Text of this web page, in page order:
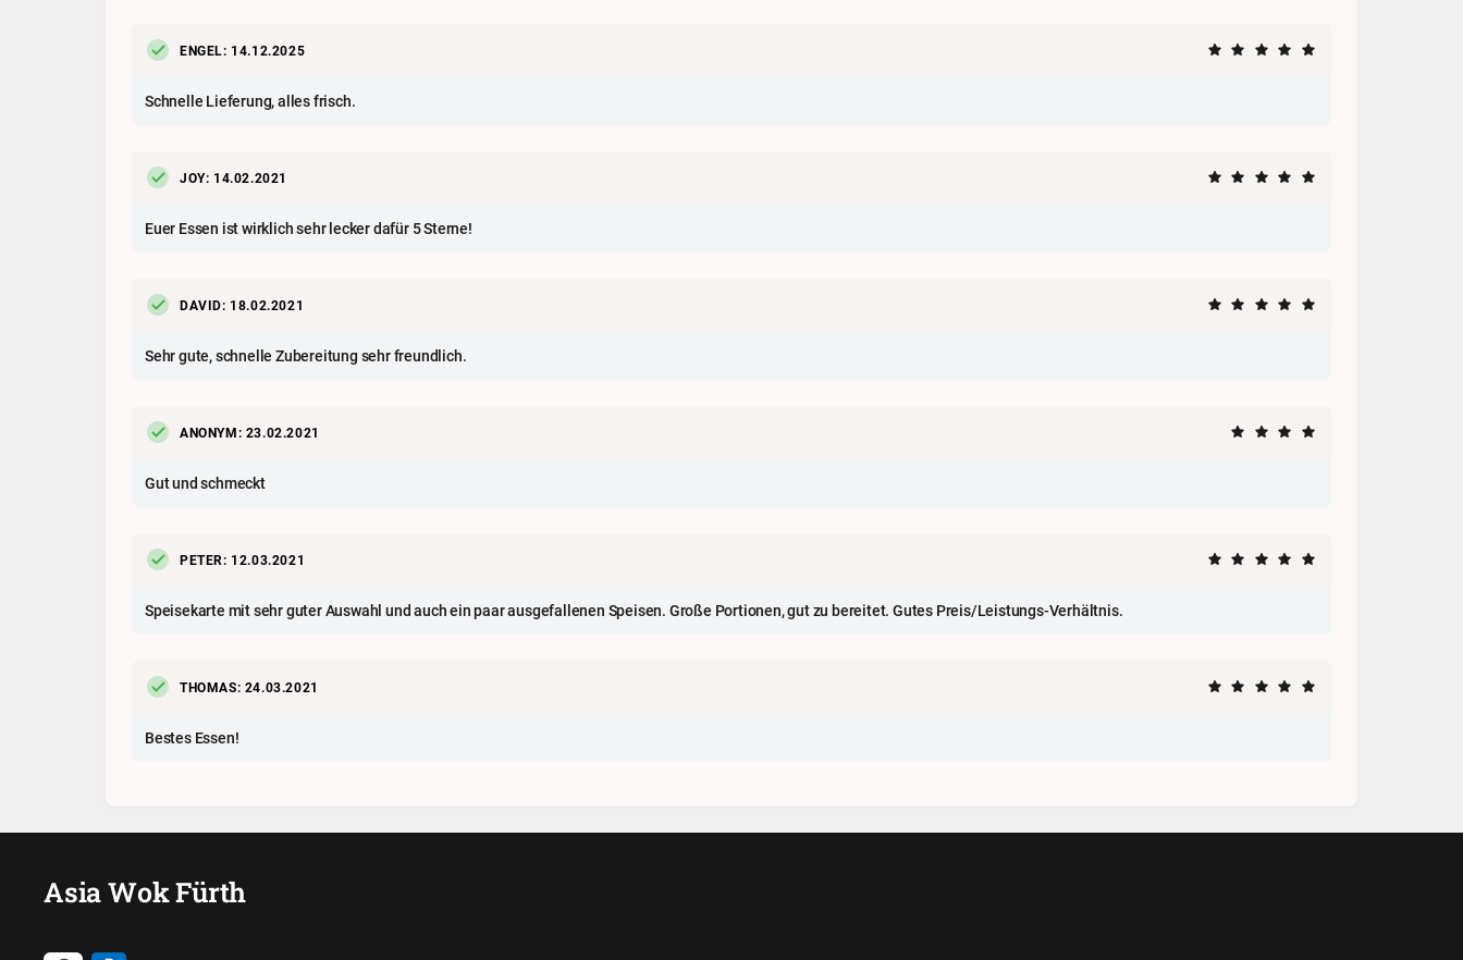
ENGEL: 14.12.2025
Schnelle Lieferung, alles frisch.
JOY: 14.02.2021
Euer Essen ist wirklich sehr lecker dafür 5 Sterne!
DAVID: 18.02.2021
Sehr gute, schnelle Zubereitung sehr freundlich.
ANONYM: 23.02.2021
Gut und schmeckt
PETER: 12.03.2021
Speisekarte mit sehr guter Auswahl und auch ein paar ausgefallenen Speisen. Große Portionen, gut zu bereitet. Gutes Preis/Leistungs-Verhältnis.
THOMAS: 24.03.2021
Bestes Essen!
Asia Wok Fürth